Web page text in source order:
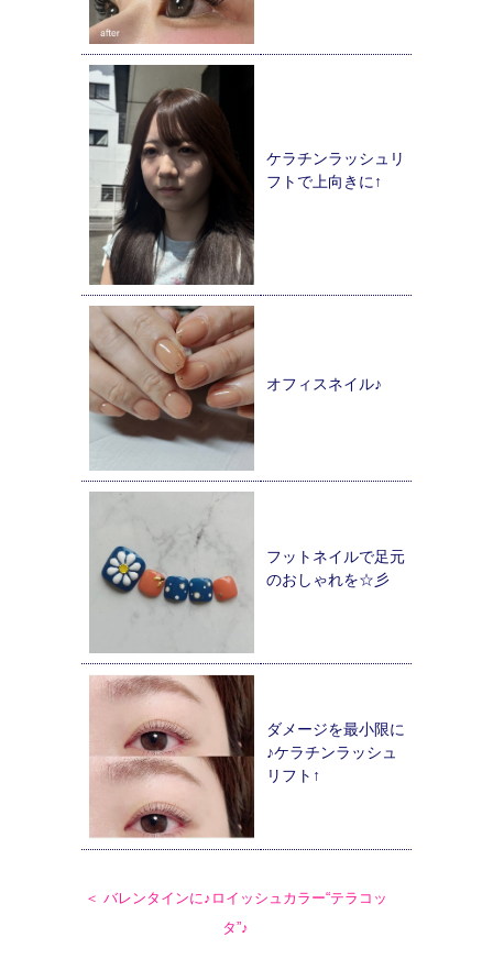
ケラチンラッシュリ
フトで上向きに↑
オフィスネイル♪
フットネイルで足元
のおしゃれを☆彡
ダメージを最小限に
♪ケラチンラッシュ
リフト↑
＜ バレンタインに♪ロイッシュカラー“テラコッ
タ”♪